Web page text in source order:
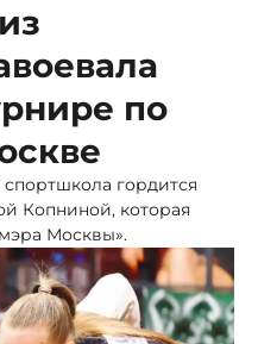
по
гордится
Копниной, которая
Москвы».